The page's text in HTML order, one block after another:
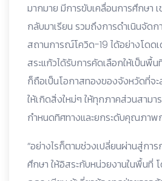
มากมาย มีการขับเคลื่อนการศึกษา
กลับมาเรียน รวมถึงการดำเนินจัดก
สถานการณ์โควิด-19 ได้อย่างโดด
สระแก้วได้รับการคัดเลือกให้เป็นพื้
ก็ถือเป็นโอกาสทองของจังหวัดที่จะ
ให้เกิดสิ่งใหม่ๆ ให้ทุกภาคส่วนสามา
กำหนดทิศทางและยกระดับคุณภาพ
“อย่างไรก็ตามช่วงเปลี่ยนผ่านสู่การ
ศึกษา ให้อิสระกับหน่วยงานในพื้นที่